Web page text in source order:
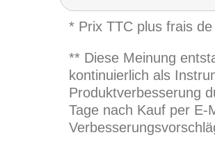
* Prix TTC plus frais
** Diese Meinung
kontinuierlich als
Produktverbesserung
Tage nach Kauf per E-